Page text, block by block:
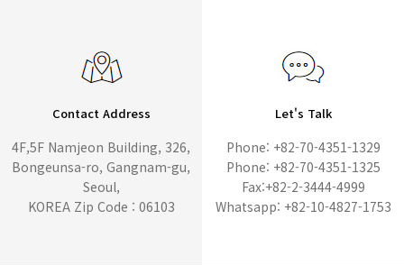
Contact Address
4F,5F Namjeon Building, 326,
Bongeunsa-ro, Gangnam-gu,
Seoul,
KOREA Zip Code : 06103
Let's Talk
Phone: +82-70-4351-1329
Phone: +82-70-4351-1325
Fax:+82-2-3444-4999
Whatsapp: +82-10-4827-1753